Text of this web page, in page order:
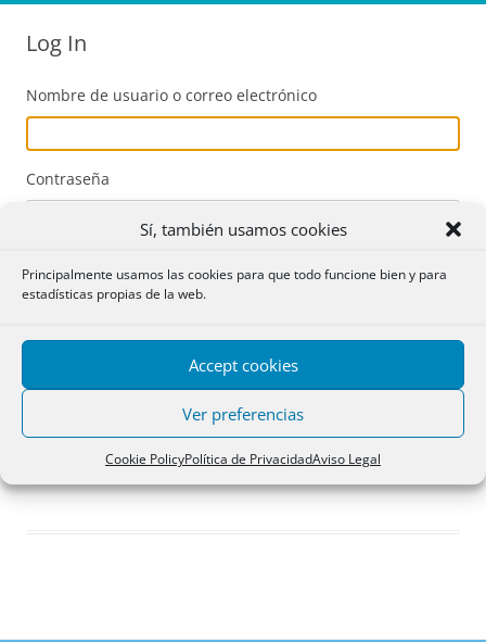
Sí, también usamos cookies
Principalmente usamos las cookies para que todo funcione bien y para
estadísticas propias de la web.
Accept cookies
Ver preferencias
Cookie PolicyPolítica de PrivacidadAviso Legal
Log In
Nombre de usuario o correo electrónico
Contraseña
Acceder
Registro
¿Has olvidado tu contraseña?